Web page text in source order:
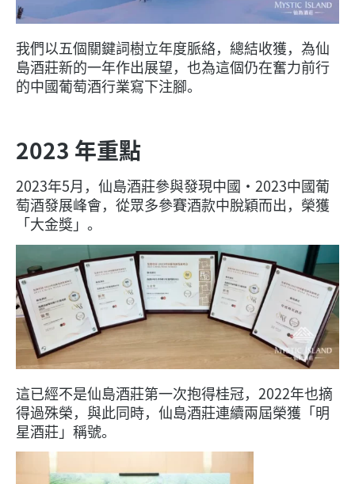
我們以五個關鍵詞樹立年度脈絡，總結收獲，為仙
島酒莊新的一年作出展望，也為這個仍在奮力前行
的中國葡萄酒行業寫下注腳。
2023 年重點
2023年5月，仙島酒莊參與發現中國·2023中國葡
萄酒發展峰會，從眾多參賽酒款中脫穎而出，榮獲
「大金獎」。
這已經不是仙島酒莊第一次抱得桂冠，2022年也摘
得過殊榮，與此同時，仙島酒莊連續兩屆榮獲「明
星酒莊」稱號。